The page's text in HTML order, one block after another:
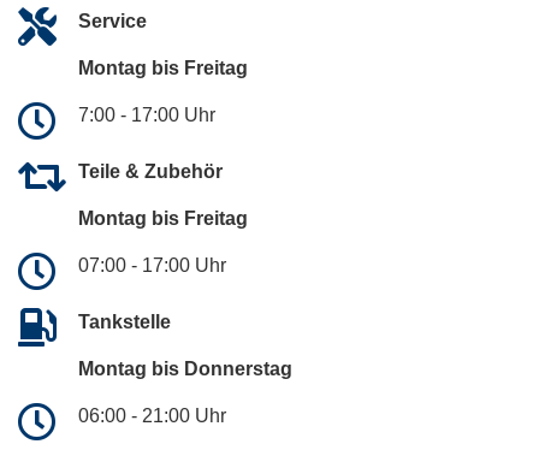
Service
Montag bis Freitag
7:00 - 17:00 Uhr
Teile & Zubehör
Montag bis Freitag
07:00 - 17:00 Uhr
Tankstelle
Montag bis Donnerstag
06:00 - 21:00 Uhr